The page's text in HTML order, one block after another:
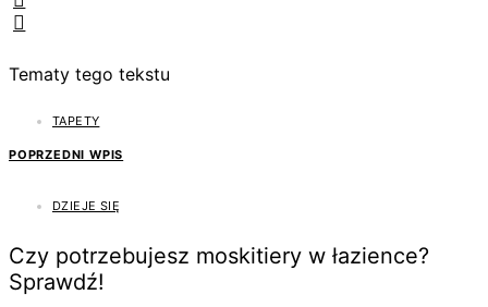
Tematy tego tekstu
TAPETY
POPRZEDNI WPIS
DZIEJE SIĘ
Czy potrzebujesz moskitiery w łazience?
Sprawdź!